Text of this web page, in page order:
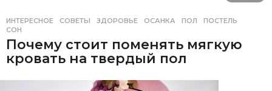
ИНТЕРЕСНОЕ ,СОВЕТЫ ЗДОРОВЬЕ ,ОСАНКА ,ПОЛ ,ПОСТЕЛЬ
СОН
Почему стоит поменять мягкую
кровать на твердый пол